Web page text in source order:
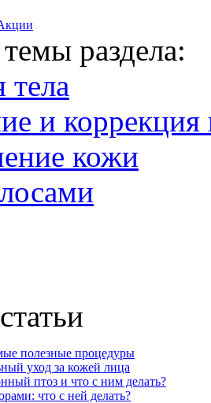
раздела:
тела
и коррекция
кожи
полезные процедуры
уход за кожей лица
птоз и что с ним делать?
что с ней делать?